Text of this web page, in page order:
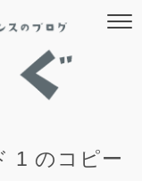
1 のコピー